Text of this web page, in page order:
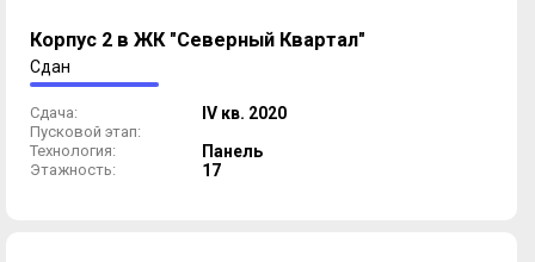
Корпус 2 в ЖК "Северный Квартал"
Сдан
Сдача: IV кв. 2020
Пусковой этап:
Технология:
Панель
Этажность: 17